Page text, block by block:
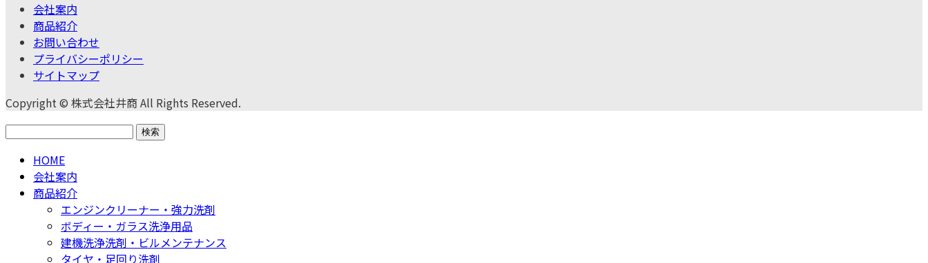
会社案内
商品紹介
お問い合わせ
プライバシーポリシー
サイトマップ
Copyright © 株式会社井商 All Rights Reserved.
検
HOME
会社案内
商品紹介
エンジンクリーナー・強力洗剤
ボディー・ガラス洗浄用品
建機洗浄洗剤・ビルメンテナンス
タイヤ・足回り洗剤